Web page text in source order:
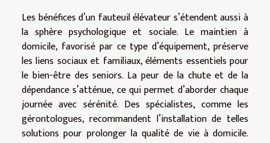
Les bénéfices d’un fauteuil élévateur s’étendent aussi à
la sphère psychologique et sociale. Le maintien à
domicile, favorisé par ce type d’équipement, préserve
les liens sociaux et familiaux, éléments essentiels pour
le bien-être des seniors. La peur de la chute et de la
dépendance s’atténue, ce qui permet d’aborder chaque
journée avec sérénité. Des spécialistes, comme les
gérontologues, recommandent l’installation de telles
solutions pour prolonger la qualité de vie à domicile.